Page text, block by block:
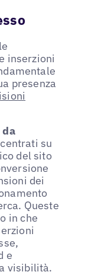
inserzioni
presenza
da
su
del sito
dei
Queste
in che
e
visibilità.